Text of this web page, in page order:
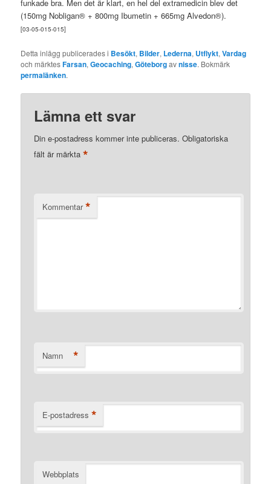
funkade bra. Men det är klart, en hel del extramedicin blev det
(150mg Nobligan® + 800mg Ibumetin + 665mg Alvedon®).
[03-05-015-015]
Detta inlägg publicerades i Besökt, Bilder, Lederna, Utflykt,Vardag
och märktesFarsan,Geocaching,Göteborgavnisse. Bokmärk
permalänken.
Lämna ett svar
Din e-postadress kommer inte publiceras. Obligatoriska
fält är märkta*
Kommentar *
Namn *
E-postadress *
Webbplats